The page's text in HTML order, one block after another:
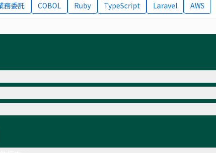
務委託 COBOL Ruby TypeScript Laravel AWS